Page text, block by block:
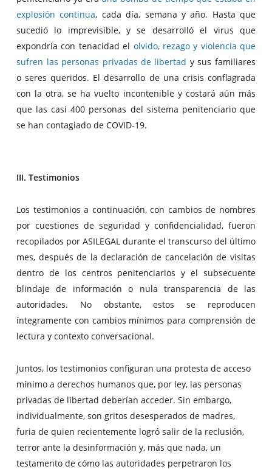
explosión continua, cada día, semana y año. Hasta que
sucedió lo imprevisible, y se desarrolló el virus que
expondría con tenacidad el olvido, rezago y violencia que
sufren las personas privadas de libertad y sus familiares
o seres queridos. El desarrollo de una crisis conflagrada
con la otra, se ha vuelto incontenible y costará aún más
que las casi 400 personas del sistema penitenciario que
se han contagiado de COVID-19.
III. Testimonios
Los testimonios a continuación, con cambios de nombres
por cuestiones de seguridad y confidencialidad, fueron
recopilados por ASILEGAL durante el transcurso del último
mes, después de la declaración de cancelación de visitas
dentro de los centros penitenciarios y el subsecuente
blindaje de información o nula transparencia de las
autoridades. No obstante, estos se reproducen
íntegramente con cambios mínimos para comprensión de
lectura y contexto conversacional.
Juntos, los testimonios configuran una protesta de acceso
mínimo a derechos humanos que, por ley, las personas
privadas de libertad deberían acceder. Sin embargo,
individualmente, son gritos desesperados de madres,
furia de quien recientemente logró salir de la reclusión,
terror ante la desinformación y, más que nada, un
testamento de cómo las autoridades perpetraron los